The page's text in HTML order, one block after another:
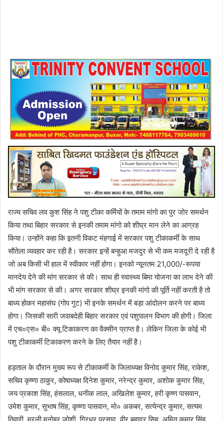
राज्य सचिव लव कुश सिंह ने पशु टीका कर्मियों के तमाम मांगो का पुर जोर समर्थन
किया तथा बिहार सरकार से इनकी तमाम मांगो को शीघ्र मान लेने का आग्रह
किया। उन्होंने कहा कि इतनी विकट मंहगाई में सरकार पशु टीकाकर्मी के साथ
सौतेला व्यवहार कर रही है। सरकार इन्हें बन्हुआ मजदुर से भी कम मजदूरी दे रही है
जो अब किसी भी हाल में स्वीकार नहीं होगा। इनको न्यूनतम 21,000/-रूपया
मानदेय देने की मांग सरकार से की। साथ ही स्वास्थ्य बिमा योजना का लाभ देने की
भी मांग सरकार से की। अगर सरकार शीघ्र इनकी मांगो की पूर्ति नहीं करती है तो
बाध्य होकर महासंघ (गोप गुट) भी इनके समर्थन में बड़ा आंदोलन करने पर बाध्य
होगा। जिसकी सारी जवाबदेही बिहार सरकार एवं पशुपालन विभाग की होगी। जिला
में एच०एस० बी० क्यू टिकाकरण का वैक्सीन प्राप्त है। लेकिन जिला के कोई भी
पशु टीकाकर्मी टिकाकरण करने के लिए तैयार नहीं है।
हड़ताल के दौरान मुख्य रूप से टीकाकर्मी के जिलाध्यक्ष विनोद कुमार सिंह, राकेश,
सचिव कृष्णा ठाकुर, कोषाध्यक्ष दिनेश कुमार, नरेन्द्र कुमार, अशोक कुमार सिंह,
जय प्रकाश सिंह, हंसलाल, धनीक लाल, अखिलेश कुमार, हरी कृष्ण पासवान,
उमेश कुमार, सुभाष सिंह, कृष्णा पासवान, मो० अकबर, सत्येन्द्र कुमार, सत्यम